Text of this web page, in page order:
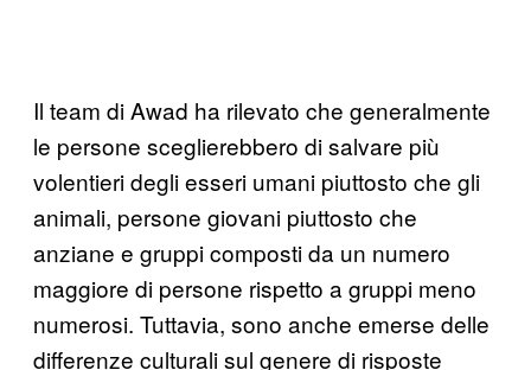
Il team di Awad ha rilevato che generalmente
le persone sceglierebbero di salvare più
volentieri degli esseri umani piuttosto che gli
animali, persone giovani piuttosto che
anziane e gruppi composti da un numero
maggiore di persone rispetto a gruppi meno
numerosi. Tuttavia, sono anche emerse delle
differenze culturali sul genere di risposte